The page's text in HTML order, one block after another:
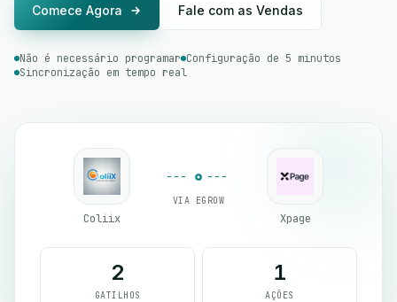
Comece Agora Fale com as Vendas
Não é necessário programar Configuração de 5 minutos
Sincronização em tempo real
Coliix
VIA EGROW
Xpage
2
GATILHOS
1
AÇÕES